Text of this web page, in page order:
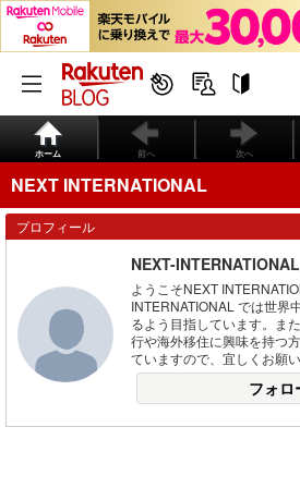
ホーム 前へ 次へ
NEXT INTERNATIONAL
プロフィール
NEXT-
ようこそNEXT
INTERNATIONAL では世界
るよう目指しています。ま
行や海外移住に興味を持つ
ていますので、宜しくお願
フォロ